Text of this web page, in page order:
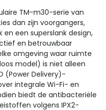
TM-m30-serie van
dan zijn voorgangers,
een superslank design,
en betrouwbaar
omgeving waar ruimte
model) is niet alleen
(Power Delivery)-
integrale Wi-Fi- en
biedt de antibacteriële
volgens IPX2-